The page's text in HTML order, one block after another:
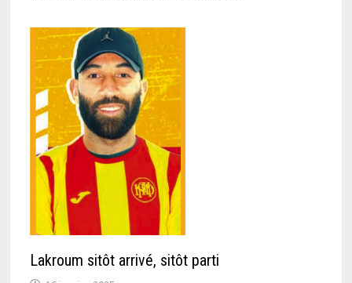
Lakroum sitôt arrivé, sitôt parti